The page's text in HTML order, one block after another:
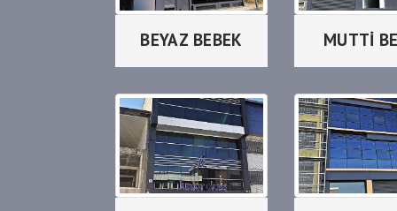
BEYAZ BEBEK MUTTİ